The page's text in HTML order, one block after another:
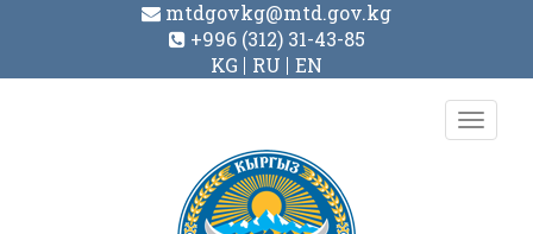
mtdgovkg@mtd.gov.kg
+996 (312) 31-43-85
KG
RU EN
Toggle